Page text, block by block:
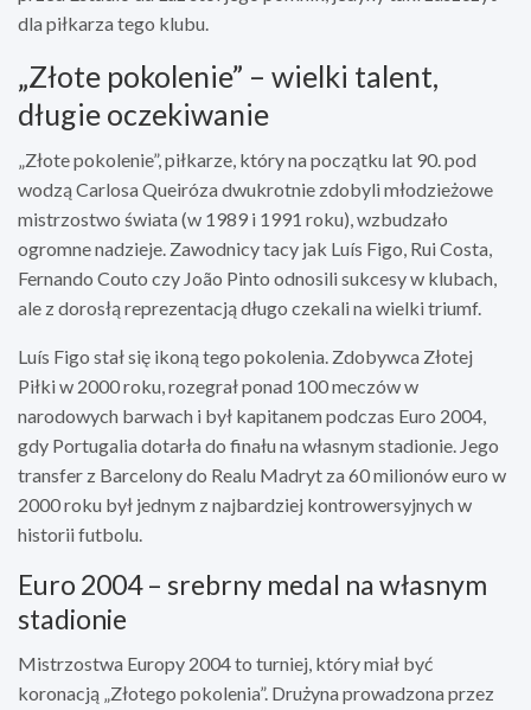
dla piłkarza tego klubu.
„Złote pokolenie” – wielki talent,
długie oczekiwanie
„Złote pokolenie”, piłkarze, który na początku lat 90. pod
wodzą Carlosa Queiróza dwukrotnie zdobyli młodzieżowe
mistrzostwo świata (w 1989 i 1991 roku), wzbudzało
ogromne nadzieje. Zawodnicy tacy jak Luís Figo, Rui Costa,
Fernando Couto czy João Pinto odnosili sukcesy w klubach,
ale z dorosłą reprezentacją długo czekali na wielki triumf.
Luís Figo stał się ikoną tego pokolenia. Zdobywca Złotej
Piłki w 2000 roku, rozegrał ponad 100 meczów w
narodowych barwach i był kapitanem podczas Euro 2004,
gdy Portugalia dotarła do finału na własnym stadionie. Jego
transfer z Barcelony do Realu Madryt za 60 milionów euro w
2000 roku był jednym z najbardziej kontrowersyjnych w
historii futbolu.
Euro 2004 – srebrny medal na własnym
stadionie
Mistrzostwa Europy 2004 to turniej, który miał być
koronacją „Złotego pokolenia”. Drużyna prowadzona przez